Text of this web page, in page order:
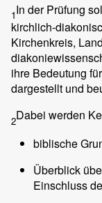
1In der Prüfung
kirchlich-
Kirchenkreis,
ihre Bedeutung
dargestellt und
2Dabei werden
biblische
Überblick
Einschluss